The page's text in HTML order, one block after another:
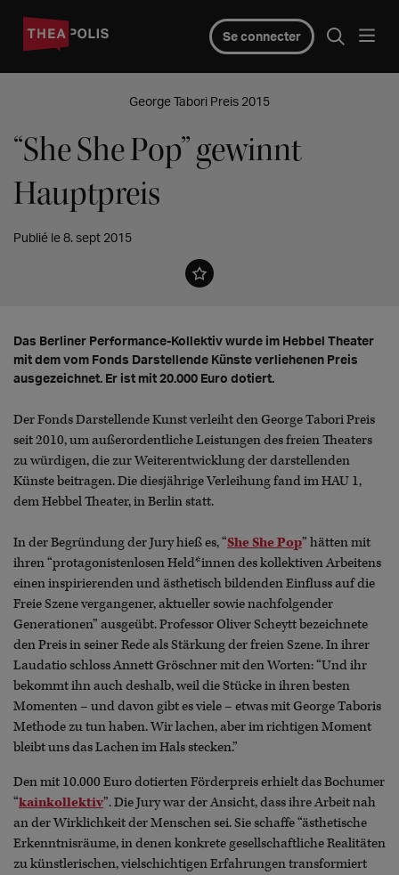
Se connecter
George Tabori Preis 2015
“She She Pop” gewinnt
Hauptpreis
Publié le 8. sept 2015
Das Berliner Performance-Kollektiv wurde im Hebbel Theater
mit dem vom Fonds Darstellende Künste verliehenen Preis
ausgezeichnet. Er ist mit 20.000 Euro dotiert.
Der Fonds Darstellende Kunst verleiht den George Tabori Preis
seit 2010, um außerordentliche Leistungen des freien Theaters
zu würdigen, die zur Weiterentwicklung der darstellenden
Künste beitragen. Die diesjährige Verleihung fand im HAU 1,
dem Hebbel Theater, in Berlin statt.
In der Begründung der Jury hieß es, “She She Pop” hätten mit
ihren “protagonistenlosen Held*innen des kollektiven Arbeitens
einen inspirierenden und ästhetisch bildenden Einfluss auf die
Freie Szene vergangener, aktueller sowie nachfolgender
Generationen” ausgeübt. Professor Oliver Scheytt bezeichnete
den Preis in seiner Rede als Stärkung der freien Szene. In ihrer
Laudatio schloss Annett Gröschner mit den Worten: “Und ihr
bekommt ihn auch deshalb, weil die Stücke in ihren besten
Momenten – und davon gibt es viele – etwas mit George Taboris
Methode zu tun haben. Wir lachen, aber im richtigen Moment
bleibt uns das Lachen im Hals stecken.”
Den mit 10.000 Euro dotierten Förderpreis erhielt das Bochumer
“kainkollektiv”. Die Jury war der Ansicht, dass ihre Arbeit nah
an der Wirklichkeit der Menschen sei. Sie schaffe “ästhetische
Erkenntnisräume, in denen konkrete gesellschaftliche Realitäten
zu künstlerischen, vielschichtigen Erfahrungen transformiert